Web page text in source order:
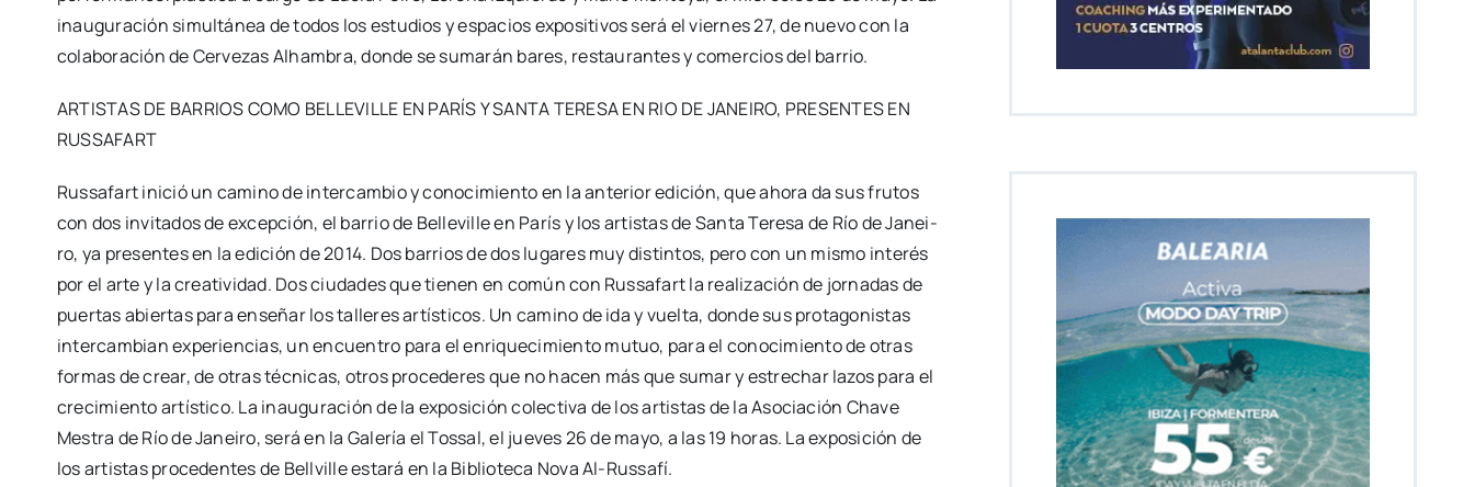
inau­gu­ra­ción simul­tá­nea de todos los estu­dios y espa­cios expo­si­ti­vos será el vier­nes 27, de nue­vo con la
cola­bo­ra­ción de Cer­ve­zas Alham­bra, don­de se suma­rán bares, res­tau­ran­tes y comer­cios del barrio.
ARTISTAS DE BARRIOS COMO BELLEVILLE EN PARÍS Y SANTA TERESA EN RIO DE JANEIRO, PRESENTES EN
RUSSAFART
Rus­sa­fart ini­ció un camino de inter­cam­bio y cono­ci­mien­to en la ante­rior edi­ción, que aho­ra da sus fru­tos
con dos invi­ta­dos de excep­ción, el barrio de Belle­vi­lle en París y los artis­tas de San­ta Tere­sa de Río de Janei­
ro, ya pre­sen­tes en la edi­ción de 2014. Dos barrios de dos luga­res muy dis­tin­tos, pero con un mis­mo inte­rés
por el arte y la crea­ti­vi­dad. Dos ciu­da­des que tie­nen en común con Rus­sa­fart la rea­li­za­ción de jor­na­das de
puer­tas abier­tas para ense­ñar los talle­res artís­ti­cos. Un camino de ida y vuel­ta, don­de sus pro­ta­go­nis­tas
inter­cam­bian expe­rien­cias, un encuen­tro para el enri­que­ci­mien­to mutuo, para el cono­ci­mien­to de otras
for­mas de crear, de otras téc­ni­cas, otros pro­ce­de­res que no hacen más que sumar y estre­char lazos para el
cre­ci­mien­to artís­ti­co. La inau­gu­ra­ción de la expo­si­ción colec­ti­va de los artis­tas de la Aso­cia­ción Cha­ve
Mes­tra de Río de Janei­ro, será en la Gale­ría el Tos­sal, el jue­ves 26 de mayo, a las 19 horas. La expo­si­ción de
los artis­tas pro­ce­den­tes de Bell­vi­lle esta­rá en la Biblio­te­ca Nova Al-Rus­­sa­­fí.